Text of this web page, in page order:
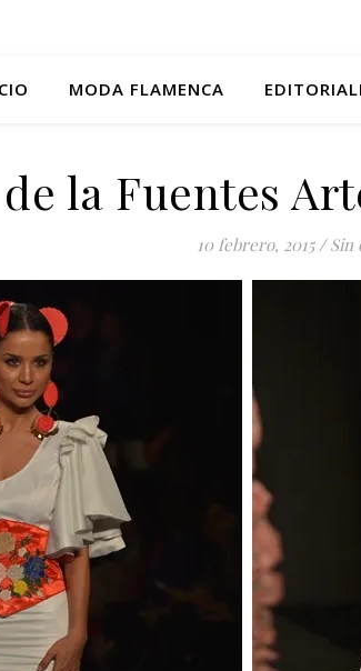
MODA FLAMENCA
la Fuentes
10 febrero, 2015 / Sin